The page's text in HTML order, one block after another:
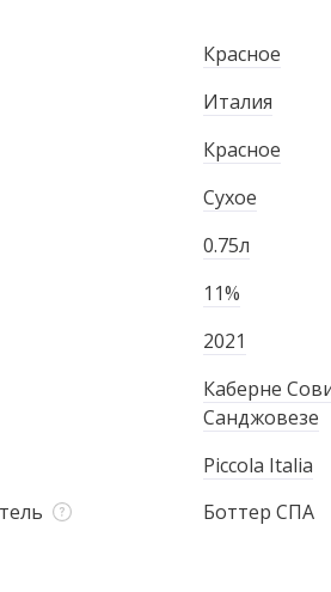
Красное
Италия
Красное
Сухое
0.75л
11%
2021
Каберне
Санджовезе
Piccola Italia
Боттер СПА